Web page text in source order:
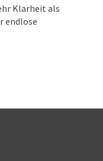
Klarheit als
endlose